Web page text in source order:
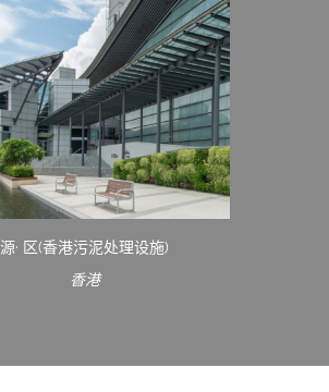
源· 区(香港污泥处理设施)
香港